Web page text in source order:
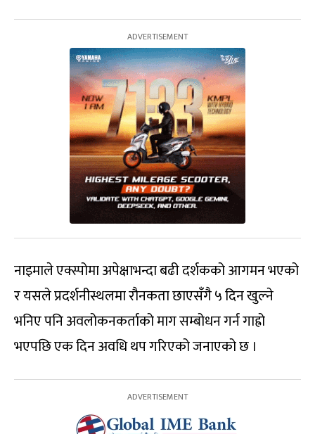
नाइमाले एक्स्पोमा अपेक्षाभन्दा बढी दर्शकको आगमन भएको
र यसले प्रदर्शनीस्थलमा रौनकता छाएसँगै ५ दिन खुल्ने
भनिए पनि अवलोकनकर्ताको माग सम्बोधन गर्न गाह्रो
भएपछि एक दिन अवधि थप गरिएको जनाएको छ ।